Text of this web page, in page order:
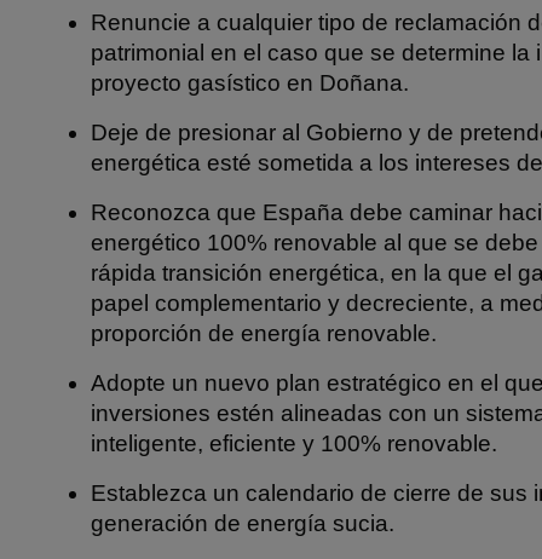
Renuncie a cualquier tipo de reclamación
patrimonial en el caso que se determine la
proyecto gasístico en Doñana.
Deje de presionar al Gobierno y de
energética esté sometida a los intereses
Reconozca que España debe caminar
energético 100% renovable al que se
rápida transición energética, en la que el
papel complementario y decreciente, a
proporción de energía renovable.
Adopte un nuevo plan estratégico en el
inversiones estén alineadas con un
inteligente, eficiente y 100% renovable.
Establezca un calendario de cierre de sus
generación de energía sucia.